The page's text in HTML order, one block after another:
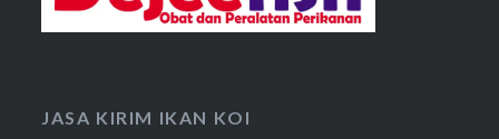
JASA KIRIM IKAN KOI